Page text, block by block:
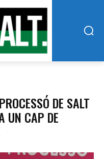
DE SALT
UN CAP DE